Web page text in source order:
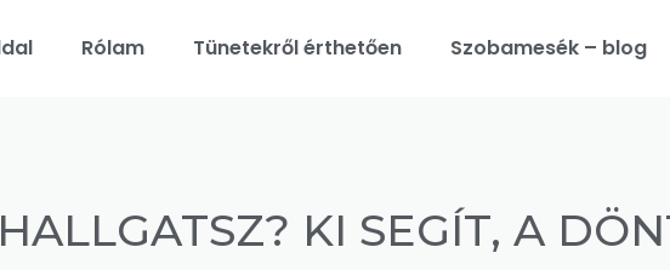
Rólam Tünetekről érthetően Szobamesék – blog
KI SEGÍT, A